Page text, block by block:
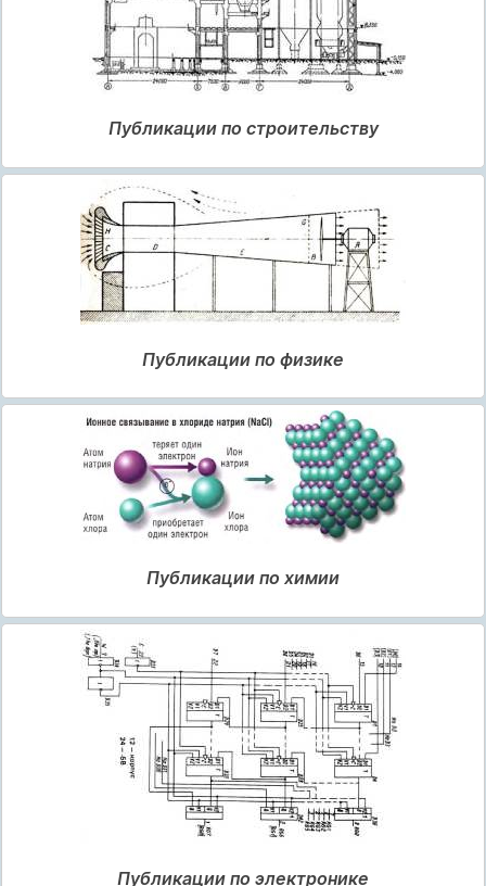
Публикации по строительству
Публикации по физике
Публикации по химии
Публикации по электронике